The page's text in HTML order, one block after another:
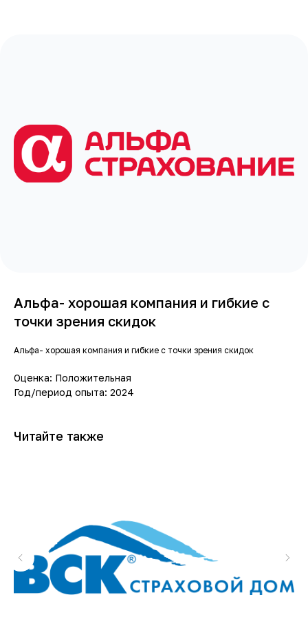
Альфа- хорошая компания и гибкие с
точки зрения скидок
Альфа- хорошая компания и гибкие с точки зрения скидок
Оценка: Положительная
Год/период опыта: 2024
Читайте также